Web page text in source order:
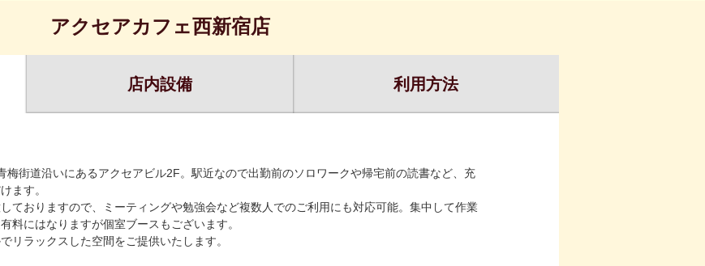
アクセアカフェ西新宿店
店内設備 利用方法
梅街道沿いにあるアクセアビル2F。駅近なので出勤前のソロワークや帰宅前の読書など、充
ます。
ておりますので、ミーティングや勉強会など複数人でのご利用にも対応可能。集中して作業
料にはなりますが個室ブースもございます。
リラックスした空間をご提供いたします。